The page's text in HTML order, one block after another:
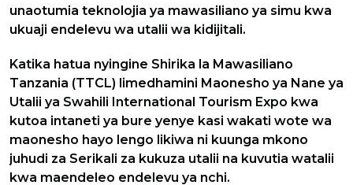
unaotumia teknolojia ya mawasiliano ya simu kwa
ukuaji endelevu wa utalii wa kidijitali.
Katika hatua nyingine Shirika la Mawasiliano
Tanzania (TTCL) limedhamini Maonesho ya Nane ya
Utalii ya Swahili International Tourism Expo kwa
kutoa intaneti ya bure yenye kasi wakati wote wa
maonesho hayo lengo likiwa ni kuunga mkono
juhudi za Serikali za kukuza utalii na kuvutia watalii
kwa maendeleo endelevu ya nchi.